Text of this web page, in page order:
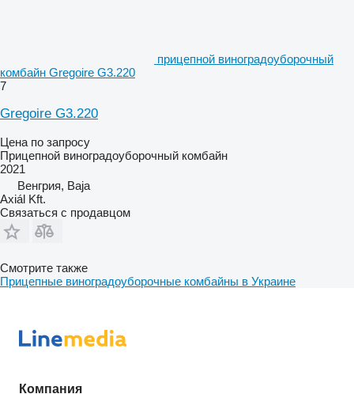
прицепной виноградоуборочный
комбайн Gregoire G3.220
7
Gregoire G3.220
Цена по запросу
Прицепной виноградоуборочный комбайн
2021
Венгрия, Baja
Axiál Kft.
Связаться с продавцом
Смотрите также
Прицепные виноградоуборочные комбайны в Украине
Компания